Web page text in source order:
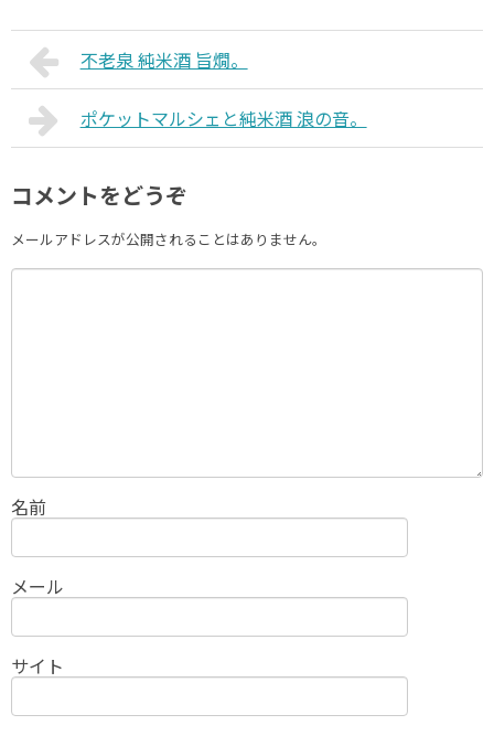
不老泉 純米酒 旨燗。
ポケットマルシェと純米酒 浪の音。
コメントをどうぞ
メールアドレスが公開されることはありません。
名前
メール
サイト